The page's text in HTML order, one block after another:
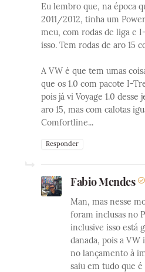
Eu lembro que, na época
2011/2012, tinha um
meu, com rodas de liga e
isso. Tem rodas de aro 15
A VW é que tem umas
que os 1.0 com pacote I-
pois já vi Voyage 1.0 desse
aro 15, mas com calotas
Comfortline...
Responder
Fabio Mendes
Man, mas nesse
foram inclusas no
inclusive isso está
danada, pois a
no lançamento à
saiu em tudo que